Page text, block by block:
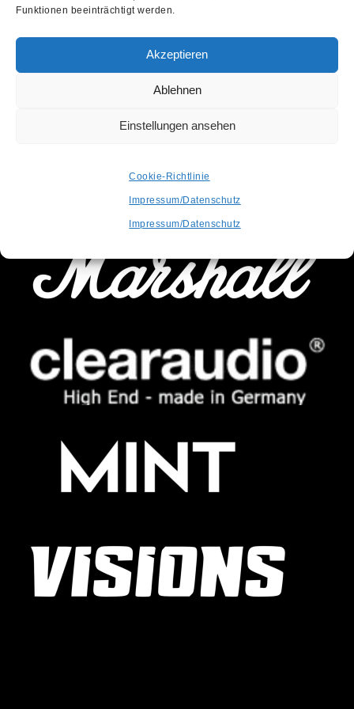
Funktionen beeinträchtigt werden.
Akzeptieren
Ablehnen
Einstellungen ansehen
Cookie-Richtlinie
Impressum/Datenschutz
Impressum/Datenschutz
SUPPORTED BY